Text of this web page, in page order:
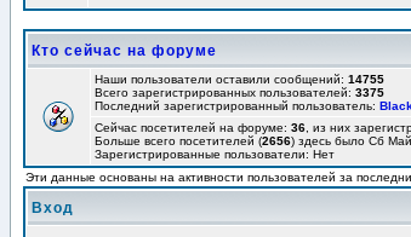
Кто сейчас на форуме
Наши пользователи оставили сообщений: 14755
Всего зарегистрированных пользователей: 3375
Последний зарегистрированный пользователь:
Сейчас посетителей на форуме: 36 , из них
Больше всего посетителей (2656) здесь было Сб
Зарегистрированные пользователи: Нет
Эти данные основаны на активности пользователей за
Вход